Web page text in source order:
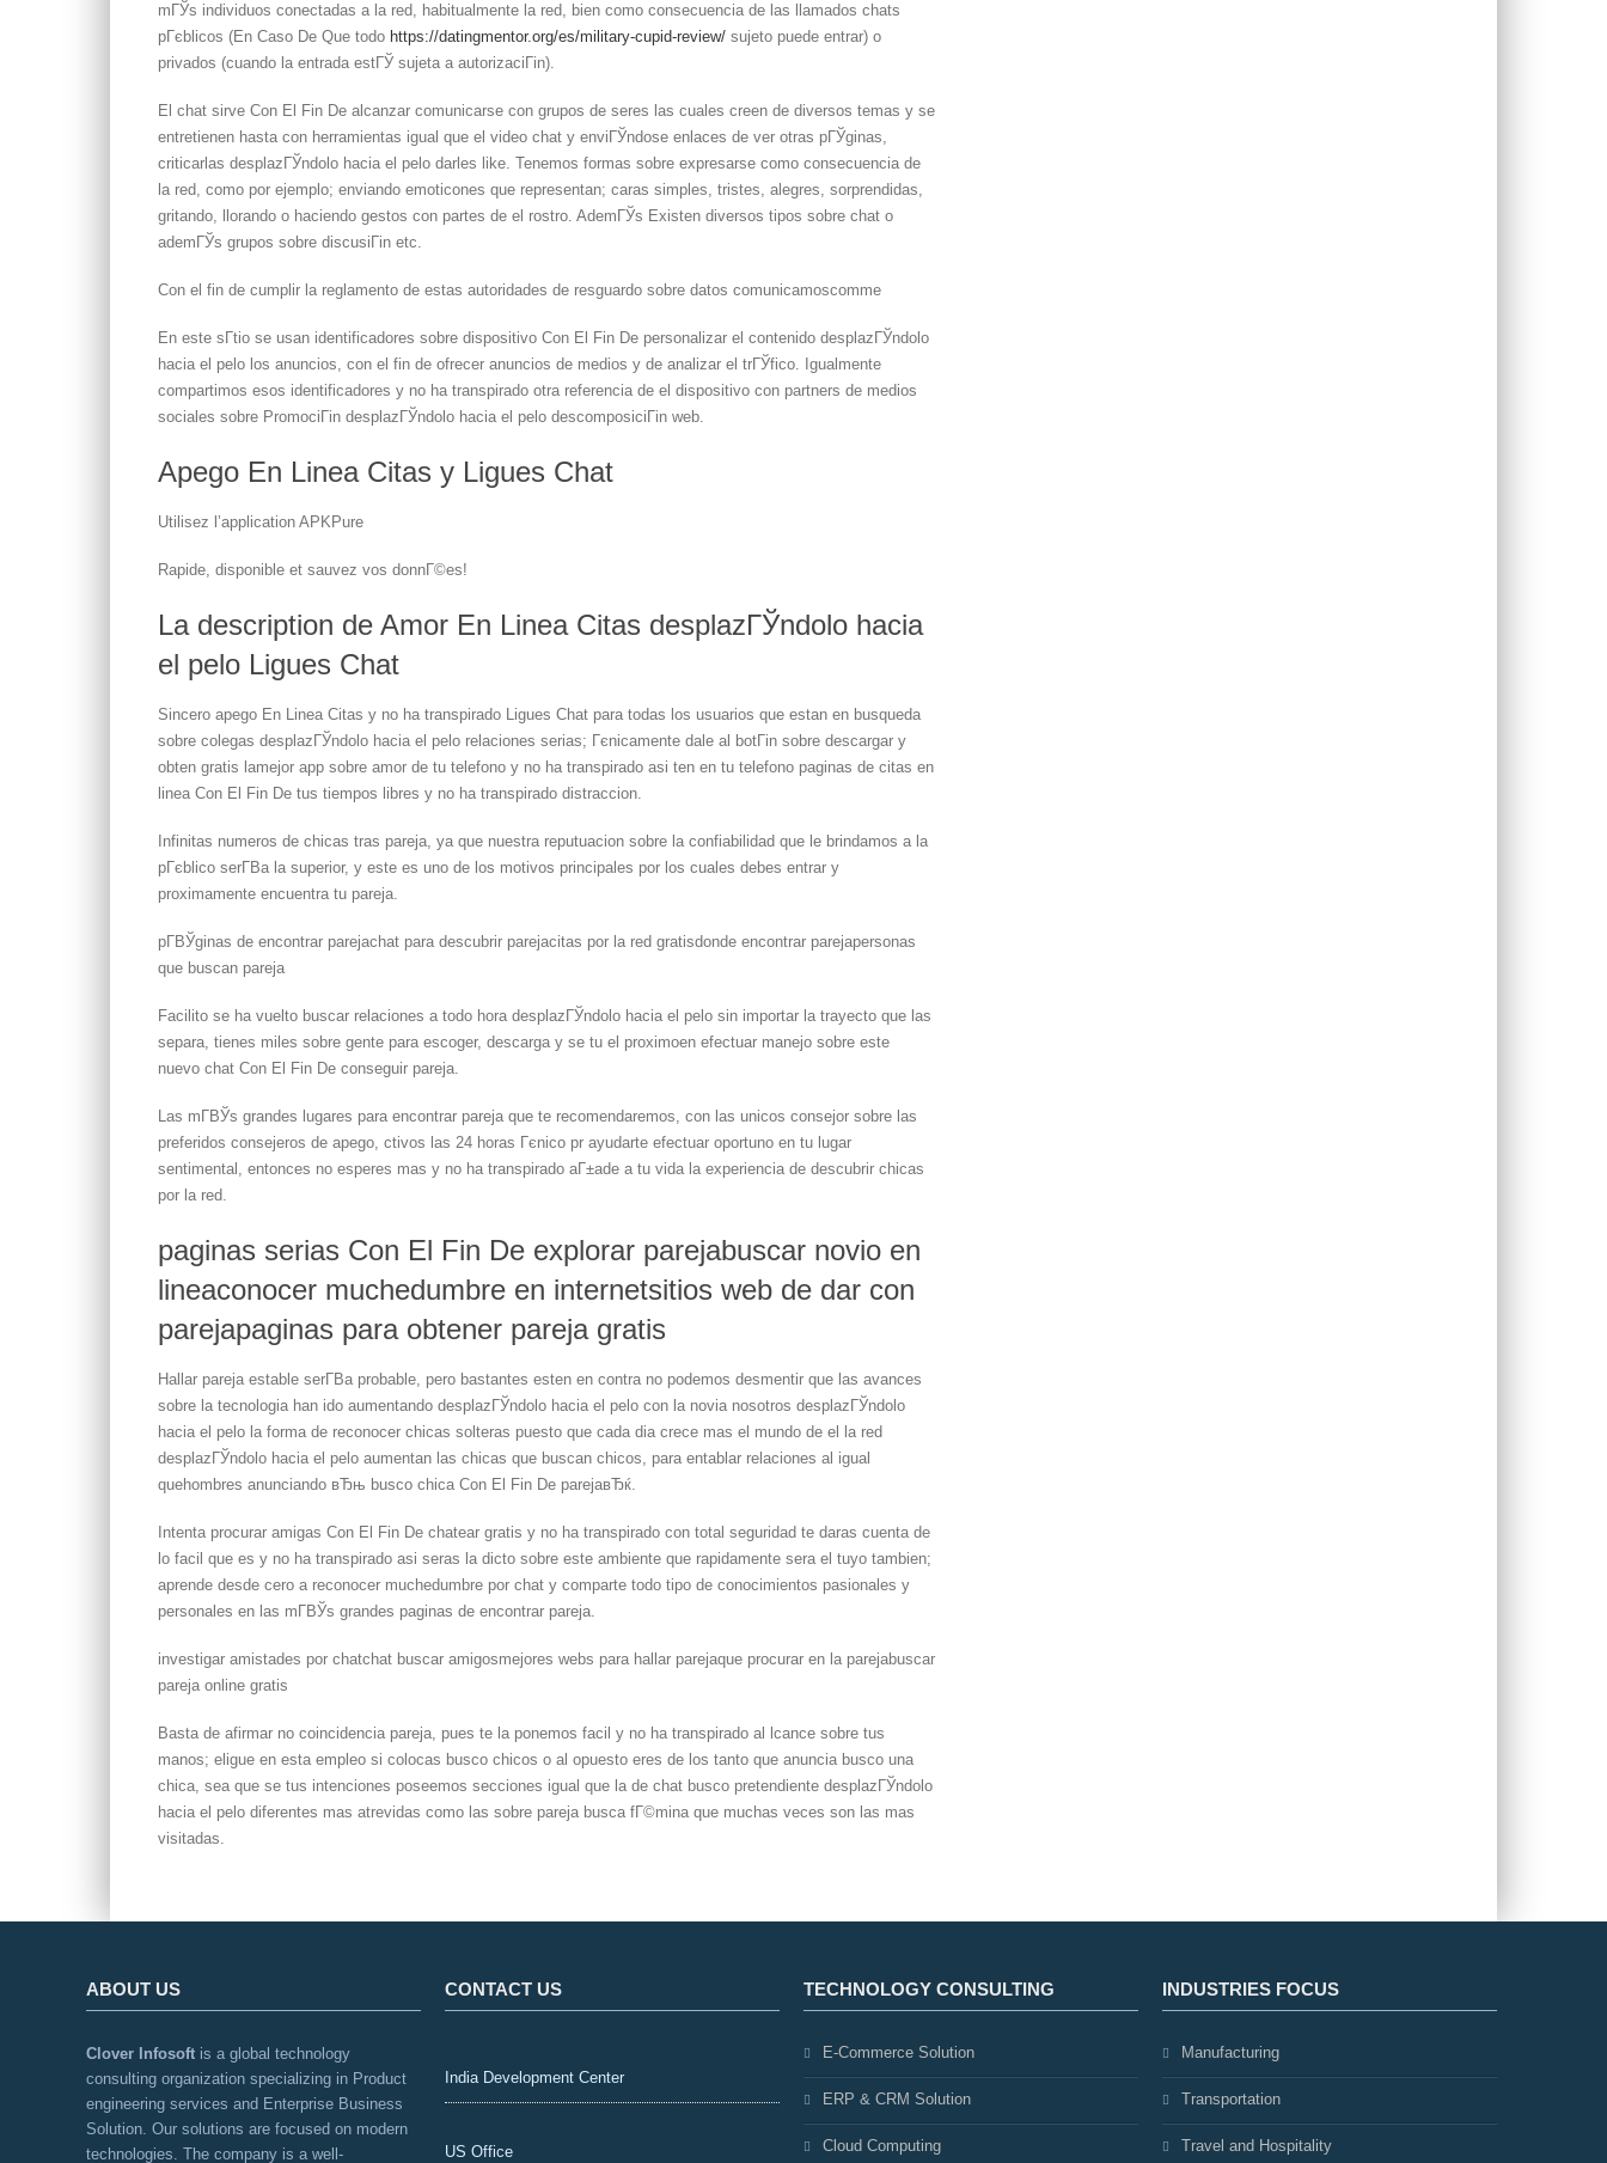
mГЎs individuos conectadas a la red, habitualmente la red, bien como consecuencia de las llamados chats
pГєblicos (En Caso De Que todo https://datingmentor.org/es/military-cupid-review/ sujeto puede entrar) o
privados (cuando la entrada estГЎ sujeta a autorizaciГіn).
El chat sirve Con El Fin De alcanzar comunicarse con grupos de seres las cuales creen de diversos temas y se
entretienen hasta con herramientas igual que el video chat y enviГЎndose enlaces de ver otras pГЎginas,
criticarlas desplazГЎndolo hacia el pelo darles like. Tenemos formas sobre expresarse como consecuencia de
la red, como por ejemplo; enviando emoticones que representan; caras simples, tristes, alegres, sorprendidas,
gritando, llorando o haciendo gestos con partes de el rostro. AdemГЎs Existen diversos tipos sobre chat o
ademГЎs grupos sobre discusiГіn etc.
Con el fin de cumplir la reglamento de estas autoridades de resguardo sobre datos comunicamoscomme
En este sГ­tio se usan identificadores sobre dispositivo Con El Fin De personalizar el contenido desplazГЎndolo
hacia el pelo los anuncios, con el fin de ofrecer anuncios de medios y de analizar el trГЎfico. Igualmente
compartimos esos identificadores y no ha transpirado otra referencia de el dispositivo con partners de medios
sociales sobre PromociГіn desplazГЎndolo hacia el pelo descomposiciГіn web.
Apego En Linea Citas y Ligues Chat
Utilisez l’application APKPure
Rapide, disponible et sauvez vos donnГ©es!
La description de Amor En Linea Citas desplazГЎndolo hacia
el pelo Ligues Chat
Sincero apego En Linea Citas y no ha transpirado Ligues Chat para todas los usuarios que estan en busqueda
sobre colegas desplazГЎndolo hacia el pelo relaciones serias; Гєnicamente dale al botГіn sobre descargar y
obten gratis lamejor app sobre amor de tu telefono y no ha transpirado asi ten en tu telefono paginas de citas en
linea Con El Fin De tus tiempos libres y no ha transpirado distraccion.
Infinitas numeros de chicas tras pareja, ya que nuestra reputuacion sobre la confiabilidad que le brindamos a la
pГєblico serГ­В­a la superior, y este es uno de los motivos principales por los cuales debes entrar y
proximamente encuentra tu pareja.
pГ­ВЎginas de encontrar parejachat para descubrir parejacitas por la red gratisdonde encontrar parejapersonas
que buscan pareja
Facilito se ha vuelto buscar relaciones a todo hora desplazГЎndolo hacia el pelo sin importar la trayecto que las
separa, tienes miles sobre gente para escoger, descarga y se tu el proximoen efectuar manejo sobre este
nuevo chat Con El Fin De conseguir pareja.
Las mГ­ВЎs grandes lugares para encontrar pareja que te recomendaremos, con las unicos consejor sobre las
preferidos consejeros de apego, ctivos las 24 horas Гєnico pr ayudarte efectuar oportuno en tu lugar
sentimental, entonces no esperes mas y no ha transpirado aГ±ade a tu vida la experiencia de descubrir chicas
por la red.
paginas serias Con El Fin De explorar parejabuscar novio en
lineaconocer muchedumbre en internetsitios web de dar con
parejapaginas para obtener pareja gratis
Hallar pareja estable serГ­В­a probable, pero bastantes esten en contra no podemos desmentir que las avances
sobre la tecnologia han ido aumentando desplazГЎndolo hacia el pelo con la novia nosotros desplazГЎndolo
hacia el pelo la forma de reconocer chicas solteras puesto que cada dia crece mas el mundo de el la red
desplazГЎndolo hacia el pelo aumentan las chicas que buscan chicos, para entablar relaciones al igual
quehombres anunciando вЂњ busco chica Con El Fin De parejaвЂќ.
Intenta procurar amigas Con El Fin De chatear gratis y no ha transpirado con total seguridad te daras cuenta de
lo facil que es y no ha transpirado asi seras la dicto sobre este ambiente que rapidamente sera el tuyo tambien;
aprende desde cero a reconocer muchedumbre por chat y comparte todo tipo de conocimientos pasionales y
personales en las mГ­ВЎs grandes paginas de encontrar pareja.
investigar amistades por chatchat buscar amigosmejores webs para hallar parejaque procurar en la parejabuscar
pareja online gratis
Basta de afirmar no coincidencia pareja, pues te la ponemos facil y no ha transpirado al lcance sobre tus
manos; eligue en esta empleo si colocas busco chicos o al opuesto eres de los tanto que anuncia busco una
chica, sea que se tus intenciones poseemos secciones igual que la de chat busco pretendiente desplazГЎndolo
hacia el pelo diferentes mas atrevidas como las sobre pareja busca fГ©mina que muchas veces son las mas
visitadas.
ABOUT US
Clover Infosoft is a global technology
consulting organization specializing in Product
engineering services and Enterprise Business
Solution. Our solutions are focused on modern
technologies. The company is a well-
CONTACT US
India Development Center
US Office
TECHNOLOGY CONSULTING
E-Commerce Solution
ERP & CRM Solution
Cloud Computing
INDUSTRIES FOCUS
Manufacturing
Transportation
Travel and Hospitality